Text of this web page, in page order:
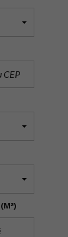
(M²)